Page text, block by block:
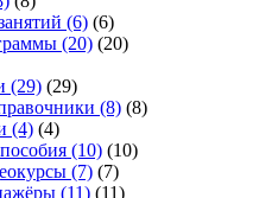
(6) (6)
(20) (20)
(29) (29)
(8) (8)
(4) (4)
(10) (10)
(7) (7)
(11) (11)